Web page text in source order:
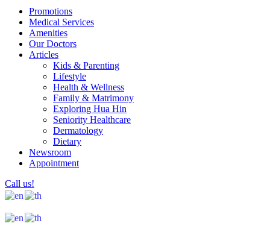
Promotions
Medical Services
Amenities
Our Doctors
Articles
Kids & Parenting
Lifestyle
Health & Wellness
Family & Matrimony
Exploring Hua Hin
Seniority Healthcare
Dermatology
Dietary
Newsroom
Appointment
Call us!